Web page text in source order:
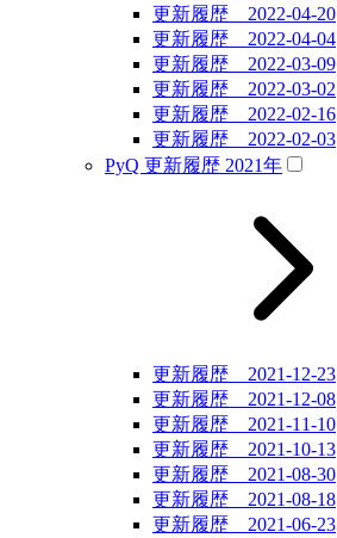
更新履歴 2022-04-20
更新履歴 2022-04-04
更新履歴 2022-03-09
更新履歴 2022-03-02
更新履歴 2022-02-16
更新履歴 2022-02-03
PyQ 更新履歴 2021年
更新履歴 2021-12-23
更新履歴 2021-12-08
更新履歴 2021-11-10
更新履歴 2021-10-13
更新履歴 2021-08-30
更新履歴 2021-08-18
更新履歴 2021-06-23